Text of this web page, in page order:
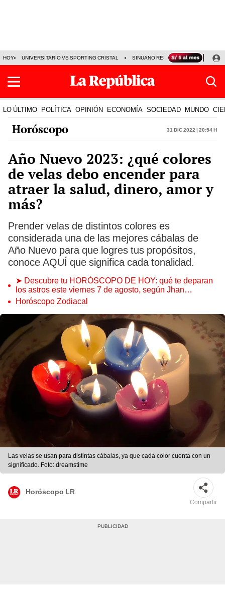
HOY UNIVERSITARIO VS SPORTING CRISTAL SINUANO RESULTADOS HOY
LO ÚLTIMO POLÍTICA OPINIÓN ECONOMÍA SOCIEDAD MUNDO
Horóscopo 31 Dic 2022 | 20:54 h
Año Nuevo 2023: ¿qué colores
de velas debo encender para
atraer la salud, dinero, amor y
más?
Prender velas de distintos colores es
considerada una de las mejores cábalas de
Año Nuevo para que logres tus propósitos,
conoce AQUÍ que significa cada tonalidad.
➤ Descubre tu HORÓSCOPO DE HOY: qué te deparan
los astros este viernes 7 de agosto, según Jhan
Sandoval
Horóscopo Zodiacal
Las velas se usan para distintas cábalas, ya que cada color cuenta con un
significado. Foto: dreamstime
Horóscopo LR
Compartir